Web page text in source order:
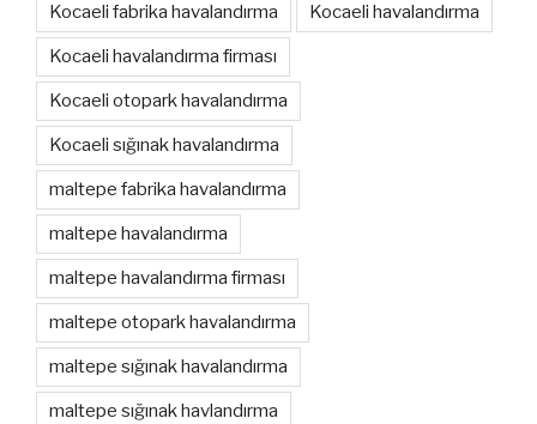
Kocaeli fabrika havalandırma Kocaeli havalandırma
Kocaeli havalandırma firması
Kocaeli otopark havalandırma
Kocaeli sığınak havalandırma
maltepe fabrika havalandırma
maltepe havalandırma
maltepe havalandırma firması
maltepe otopark havalandırma
maltepe sığınak havalandırma
maltepe sığınak havlandırma